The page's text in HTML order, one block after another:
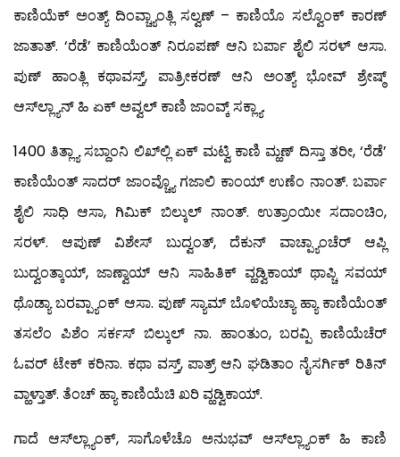
ಕಾಣಿಯೆಕ್ ಅಂತ್ಯ್ ದಿಂವ್ಚ್ಯಾಂತ್ಲಿ ಸಲ್ವಣ್ – ಕಾಣಿಯೊ ಸಲ್ವೊಂಕ್ ಕಾರಣ್
ಜಾತಾತ್. ‘ರೆಡೆ’ ಕಾಣಿಯೆಂತ್ ನಿರೂಪಣ್ ಆನಿ ಬರ್ಪಾ ಶೈಲಿ ಸರಳ್ ಆಸಾ.
ಪುಣ್ ಹಾಂತ್ಲಿ ಕಥಾವಸ್ತ್, ಪಾತ್ರೀಕರಣ್ ಆನಿ ಅಂತ್ಯ್ ಭೋವ್ ಶ್ರೇಷ್ಠ್
ಆಸ್‍ಲ್ಲ್ಯಾನ್ ಹಿ ಏಕ್ ಅವ್ವಲ್ ಕಾಣಿ ಜಾಂವ್ಕ್ ಸಕ್ಲ್ಯಾ.
1400 ತಿತ್ಲ್ಯಾ ಸಬ್ದಾಂನಿ ಲಿಖ್‍ಲ್ಲಿ ಏಕ್ ಮಟ್ವಿ ಕಾಣಿ ಮ್ಹಣ್ ದಿಸ್ತಾ ತರೀ, ‘ರೆಡೆ’
ಕಾಣಿಯೆಂತ್ ಸಾದರ್ ಜಾಂವ್ಚ್ಯೊ ಗಜಾಲಿ ಕಾಂಯ್ ಉಣೆಂ ನಾಂತ್. ಬರ್ಪಾ
ಶೈಲಿ ಸಾಧಿ ಆಸಾ, ಗಿಮಿಕ್ ಬಿಲ್ಕುಲ್ ನಾಂತ್. ಉತ್ರಾಂಯೀ ಸದಾಂಚಿಂ,
ಸರಳ್. ಆಪುಣ್ ವಿಶೇಸ್ ಬುದ್ವಂತ್, ದೆಕುನ್ ವಾಚ್ಪ್ಯಾಂಚೆರ್ ಆಪ್ಲಿ
ಬುದ್ವಂತ್ಕಾಯ್, ಜಾಣ್ವಾಯ್ ಆನಿ ಸಾಹಿತಿಕ್ ವ್ಹಡ್ವಿಕಾಯ್ ಥಾಪ್ಚಿ ಸವಯ್
ಥೊಡ್ಯಾ ಬರವ್ಪ್ಯಾಂಕ್ ಆಸಾ. ಪುಣ್ ಸ್ಯಾಮ್ ಬೊಳಿಯೆಚ್ಯಾ ಹ್ಯಾ ಕಾಣಿಯೆಂತ್
ತಸಲೆಂ ಪಿಶೆಂ ಸರ್ಕಸ್ ಬಿಲ್ಕುಲ್ ನಾ. ಹಾಂತುಂ, ಬರವ್ಪಿ ಕಾಣಿಯೆಚೆರ್
ಓವರ್ ಟೇಕ್ ಕರಿನಾ. ಕಥಾ ವಸ್ತ್, ಪಾತ್ರ್ ಆನಿ ಘಡಿತಾಂ ನೈಸರ್ಗಿಕ್ ರಿತಿನ್
ವ್ಹಾಳ್ತಾತ್. ತೆಂಚ್ ಹ್ಯಾ ಕಾಣಿಯೆಚಿ ಖರಿ ವ್ಹಡ್ವಿಕಾಯ್.
ಗಾದೆ ಆಸ್‍ಲ್ಲ್ಯಾಂಕ್, ಸಾಗೊಳೆಚೊ ಅನುಭವ್ ಆಸ್‍ಲ್ಲ್ಯಾಂಕ್ ಹಿ ಕಾಣಿ